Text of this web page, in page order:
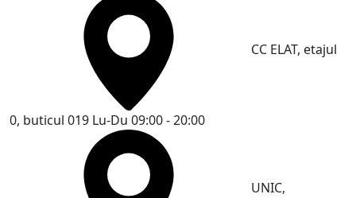
CC ELAT, etajul
0, buticul 019 Lu-Du 09:00 - 20:00
UNIC,